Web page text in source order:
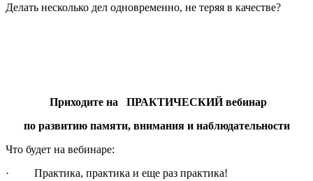
Делать несколько дел одновременно, не теряя в качестве?
Приходите на ПРАКТИЧЕСКИЙ вебинар
по развитию памяти, внимания и наблюдательности
Что будет на вебинаре:
· Практика, практика и еще раз практика!